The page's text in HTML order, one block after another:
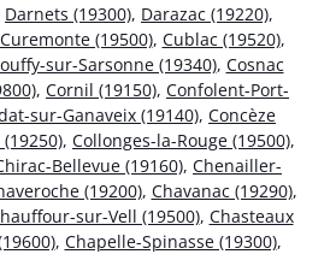
Darnets (19300), Darazac (19220),
Curemonte (19500), Cublac (19520),
sur-Sarsonne (19340), Cosnac
, Cornil (19150), Confolent-Port-
sur-Ganaveix (19140), Concèze
, Collonges-la-Rouge (19500),
Bellevue (19160), Chenailler-
(19200), Chavanac (19290),
sur-Vell (19500), Chasteaux
, Chapelle-Spinasse (19300),